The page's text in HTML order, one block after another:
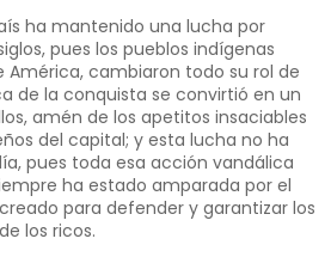
ha mantenido una lucha por
pues los pueblos indígenas
cambiaron todo su rol de
de la conquista se convirtió en un
amén de los apetitos insaciables
del capital; y esta lucha no ha
pues toda esa acción vandálica
ha estado amparada por el
para defender y garantizar los
los ricos.